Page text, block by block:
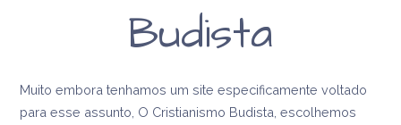
Budista
Muito embora tenhamos um site especificamente voltado
para esse assunto, O Cristianismo Budista, escolhemos